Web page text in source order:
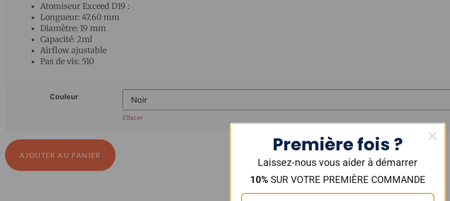
Atomiseur Exceed D19 :
Longueur: 47.60 mm
Diamètre: 19 mm
Capacité: 2ml
Airflow ajustable
Pas de vis: 510
Couleur
Effacer
AJOUTER AU PANIER Première fois ?
Laissez-nous vous aider à démarrer
10%SUR VOTRE PREMIÈRE COMMANDE